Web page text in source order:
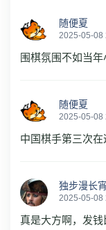
随便夏
2025-05-08
围棋氛围不如当
随便夏
2025-05-08
中国棋手第三次在
独步漫长宵
2025-05-08
真是大方啊，发钱